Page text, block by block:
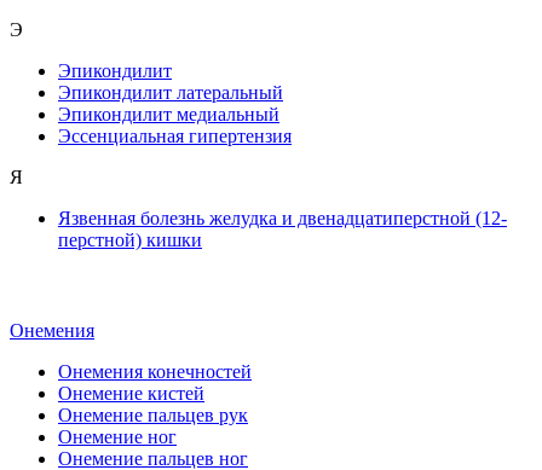
Э
Эпикондилит
Эпикондилит латеральный
Эпикондилит медиальный
Эссенциальная гипертензия
Я
Язвенная болезнь желудка и двенадцатиперстной (12-
перстной) кишки
Онемения
Онемения конечностей
Онемение кистей
Онемение пальцев рук
Онемение ног
Онемение пальцев ног